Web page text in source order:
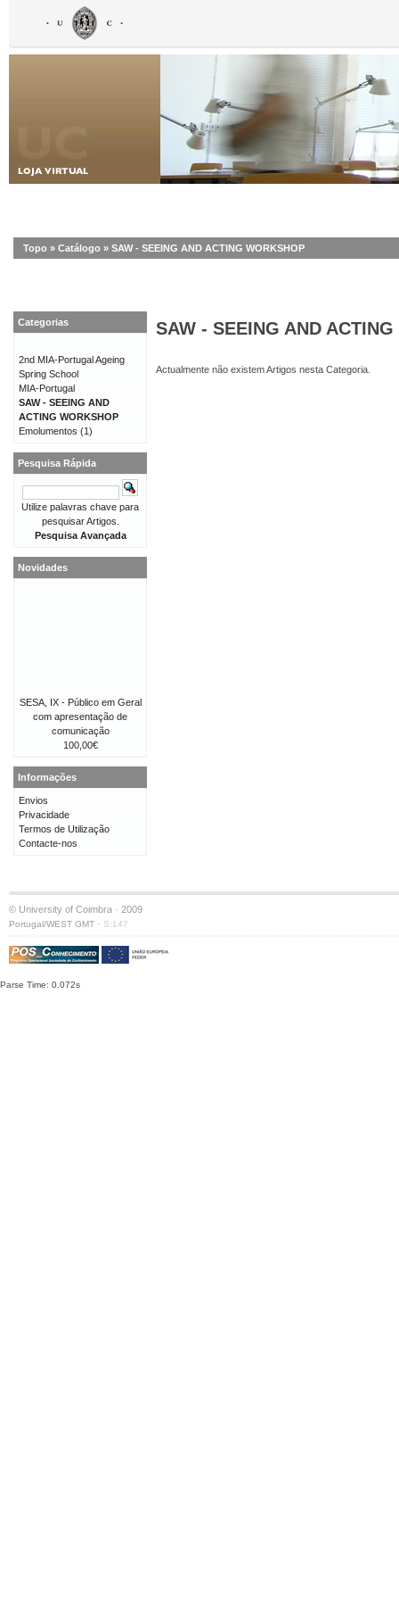
Topo » Catálogo » SAW - SEEING AND ACTING WORKSHOP
SAW - SEEING AND
Actualmente não existem Artigos nesta Categoria.
Categorias
2nd MIA-Portugal Ageing
Spring School
MIA-Portugal
SAW - SEEING AND
ACTING WORKSHOP
Emolumentos (1)
Pesquisa Rápida
Utilize palavras chave para
pesquisar Artigos.
Pesquisa Avançada
Novidades
SESA, IX - Público em Geral
com apresentação de
comunicação
100,00€
Informações
Envios
Privacidade
Termos de Utilização
Contacte-nos
© University of Coimbra · 2009
Portugal/WEST GMT · S:147
Parse Time: 0.072s